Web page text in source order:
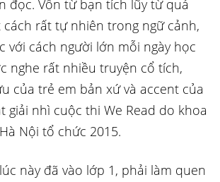
đọc. Vốn từ bạn tích lũy từ quá
rất tự nhiên trong ngữ cảnh,
với cách người lớn mỗi ngày học
nghe rất nhiều truyện cổ tích,
của trẻ em bản xứ và accent của
giải nhì cuộc thi We Read do khoa
Nội tổ chức 2015.
này đã vào lớp 1, phải làm quen